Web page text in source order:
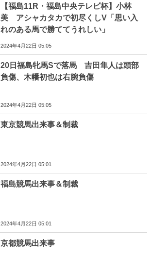
【福島11R・福島中央テレビ杯】小林
美 アシャカタカで初尽くしV「思い入
れのある馬で勝ててうれしい」
2024年4月22日 05:05
20日福島牝馬Sで落馬 吉田隼人は頭部
負傷、木幡初也は右腕負傷
2024年4月22日 05:05
東京競馬出来事＆制裁
2024年4月22日 05:01
福島競馬出来事＆制裁
2024年4月22日 05:01
京都競馬出来事